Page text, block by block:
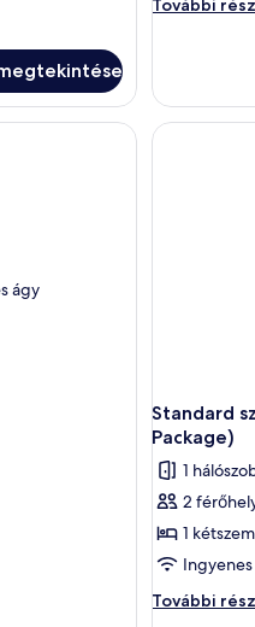
További
amelyben egy ágy, egy kis
ágy
Standard
Package)
1
2
1
További
Standard